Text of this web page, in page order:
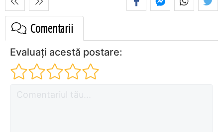
Comentarii
Evaluați acestă postare: